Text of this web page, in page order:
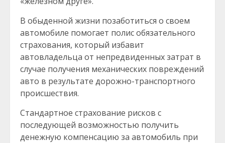
В обыденной жизни позаботиться о своем
автомобиле помогает полис обязательного
страхования, который избавит
автовладельца от непредвиденных затрат в
случае получения механических повреждений
авто в результате дорожно-транспортного
происшествия.
Стандартное страхование рисков с
последующей возможностью получить
денежную компенсацию за автомобиль при